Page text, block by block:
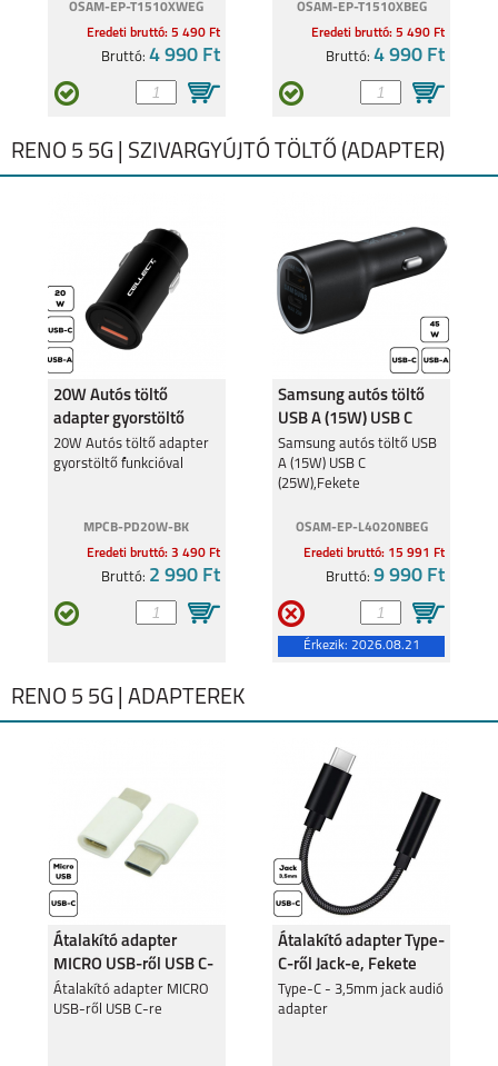
OSAM-EP-T1510XWEG
Eredeti bruttó: 5 490 Ft
Bruttó: 4 990 Ft
OSAM-EP-T1510XBEG
Eredeti bruttó: 5 490 Ft
Bruttó:4 990 Ft
RENO 5 5G | SZIVARGYÚJTÓ TÖLTŐ (ADAPTER)
20W Autós töltő
adapter gyorstöltő
funkcióval
20W Autós töltő adapter
gyorstöltő funkcióval
MPCB-PD20W-BK
Eredeti bruttó: 3 490 Ft
Bruttó: 2 990 Ft
Samsung autós töltő
USB A (15W) USB C
(25W),Fekete
Samsung autós töltő USB
A (15W) USB C
(25W),Fekete
OSAM-EP-L4020NBEG
Eredeti bruttó: 15 991 Ft
Bruttó:9 990 Ft
Érkezik: 2026.08.21
RENO 5 5G | ADAPTEREK
Átalakító adapter
MICRO USB-ről USB C-
re
Átalakító adapter MICRO
USB-ről USB C-re
Átalakító adapter Type-
C-ről Jack-e, Fekete
Type-C - 3,5mm jack audió
adapter